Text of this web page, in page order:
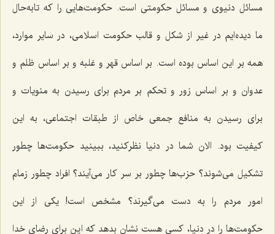
مسائل دنیوی و مسائل حكومتی است. حكومت‌هایی را كه تابه‌حال
ما دیده‌ایم در غیر از شكل و قالب حكومت اسلامی، در سایر موارد،
همه بر این اساس بوده است. بر اساس قهر و غلبه و بر اساس ظلم و
عدوان و بر اساس زور و تحكم بر مردم برای رسیدن به منویات و
برای رسیدن به منافع جمعی خاص از طبقات اجتماعی، به این
كیفیت بود. الان شما در دنیا نظركنید، ببینید حكومت‌ها چطور
تشكیل می‌شوند؟ حزب‌ها چطور بر سر كار می‌آیند؟ افراد چطور زمام
امور مردم را به دست می‌گیرند؟ مشخص است! یكی از این
حكومت‌ها را در دنیا، كسی هست نشان بدهد كه این برای رضای خدا